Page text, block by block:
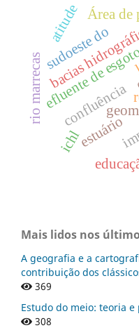
efluente de
estuário
bacias
Área de
confluência
rio marrecas
sudoeste do
atitude
ichl
Mais lidos nos
A geografia e a
contribuição dos
369
Estudo do meio: teoria e
308